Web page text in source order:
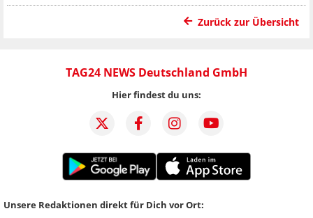
Zurück zur Übersicht
TAG24 NEWS Deutschland GmbH
Hier findest du uns:
Unsere Redaktionen direkt für Dich vor Ort: